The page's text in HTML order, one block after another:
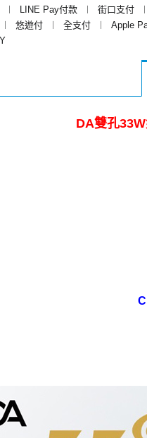
︱ LINE Pay付款 ︱ 街口支付 ︱
︱ 悠遊付 ︱ 全支付 ︱ Apple
DA雙孔